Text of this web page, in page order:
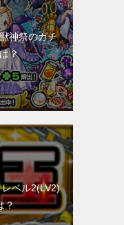
神祭のガチ
？
ベル2(LV2)
？